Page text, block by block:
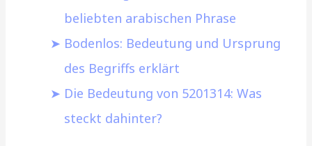
beliebten arabischen Phrase
Bodenlos: Bedeutung und Ursprung
des Begriffs erklärt
Die Bedeutung von 5201314: Was
steckt dahinter?